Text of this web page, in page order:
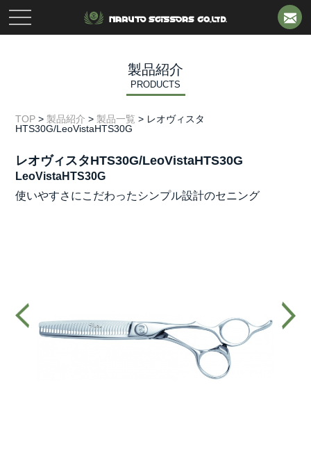
toggle
navigation
製品紹介
PRODUCTS
TOP >製品紹介 >製品一覧 > レオヴィスタ
HTS30G/LeoVistaHTS30G
レオヴィスタHTS30G/LeoVistaHTS30G
LeoVistaHTS30G
使いやすさにこだわったシンプル設計のセニング